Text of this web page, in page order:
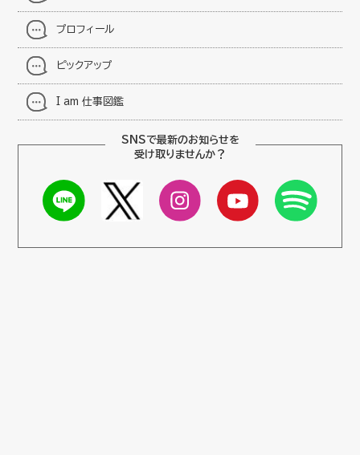
プロフィール
ピックアップ
I am 仕事図鑑
SNSで最新のお知らせを
受け取りませんか？